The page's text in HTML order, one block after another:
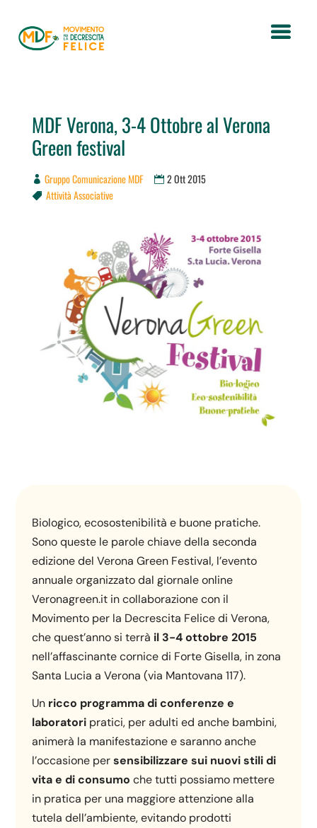
MDF Verona, 3-4 Ottobre al Verona
Green festival
Gruppo Comunicazione MDF 2 Ott 2015
 Attività Associative
Biologico, ecosostenibilità e buone pratiche.
Sono queste le parole chiave della seconda
edizione del Verona Green Festival, l’evento
annuale organizzato dal giornale online
Veronagreen.it in collaborazione con il
Movimento per la Decrescita Felice di Verona,
che quest’anno si terrà il 3-4 ottobre 2015
nell’affascinante cornice di Forte Gisella, in zona
Santa Lucia a Verona (via Mantovana 117).
Un ricco programma di conferenze e
laboratori pratici, per adulti ed anche bambini,
animerà la manifestazione e saranno anche
l’occasione persensibilizzare sui nuovi stili di
vita e di consumo che tutti possiamo mettere
in pratica per una maggiore attenzione alla
tutela dell’ambiente, evitando prodotti